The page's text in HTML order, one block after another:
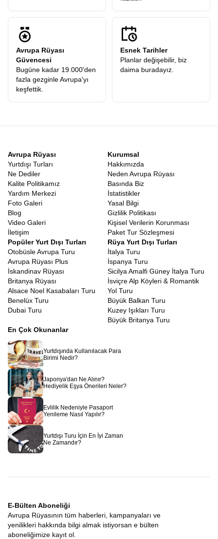
Avrupa Rüyası
Güvencesi
Bugüne kadar 19.000'den
fazla gezginle Avrupa'yı
keşfettik.
Esnek Tarihler
Planlar değişebilir, biz
daima buradayız.
Avrupa Rüyası
Yurtdışı Turları
Ne Dediler
Kalite Politikamız
Yardım Merkezi
Foto Galeri
Blog
Video Galeri
İletişim
Kurumsal
Hakkımızda
Neden Avrupa Rüyası
Basında Biz
İstatistikler
Yasal Bilgi
Gizlilik Politikası
Kişisel Verilerin Korunması
Paket Tur Sözleşmesi
Popüler Yurt Dışı Turları
Otobüsle Avrupa Turu
Avrupa Rüyası Plus
İskandinav Rüyası
Britanya Rüyası
Alsace Noel Kasabaları Turu
Benelüx Turu
Dubai Turu
Rüya Yurt Dışı Turları
İtalya Turu
İspanya Turu
Sicilya Amalfi Güney İtalya Turu
İsviçre Alp Köyleri & Romantik
Yol Turu
Büyük Balkan Turu
Kuzey Işıkları Turu
Büyük Britanya Turu
En Çok Okunanlar
Yurtdışında Kullanılacak Para
Birimi Nedir?
Japonya'dan Ne Alınır?
Hediyelik Eşya Önerileri Neler?
Evlilik Nedeniyle Pasaport
Yenileme Nasıl Yapılır?
Yurtdışı Turu İçin En İyi Zaman
Ne Zamandır?
E-Bülten Aboneliği
Avrupa Rüyasının tüm haberleri, kampanyaları ve
yenilikleri hakkında bilgi almak istiyorsan e bülten
aboneliğimize kayıt ol.